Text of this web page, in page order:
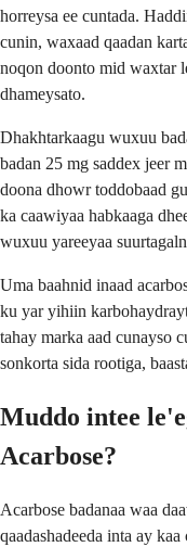
horreysa ee cuntada.
cunin, waxaad qaadan
noqon doonto mid waxtar
dhameysato.
Dhakhtarkaagu wuxuu
badan 25 mg saddex jeer
doona dhowr toddobaad
ka caawiyaa habkaaga
wuxuu yareeyaa
Uma baahnid inaad
ku yar yihiin
tahay marka aad cunayso
sonkorta sida rootiga,
Muddo intee
Acarbose?
Acarbose badanaa waa
qaadashadeeda inta ay